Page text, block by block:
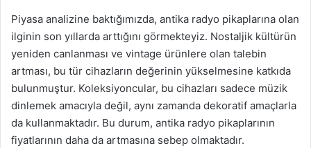
Piyasa analizine baktığımızda, antika radyo pikaplarına olan
ilginin son yıllarda arttığını görmekteyiz. Nostaljik kültürün
yeniden canlanması ve vintage ürünlere olan talebin
artması, bu tür cihazların değerinin yükselmesine katkıda
bulunmuştur. Koleksiyoncular, bu cihazları sadece müzik
dinlemek amacıyla değil, aynı zamanda dekoratif amaçlarla
da kullanmaktadır. Bu durum, antika radyo pikaplarının
fiyatlarının daha da artmasına sebep olmaktadır.